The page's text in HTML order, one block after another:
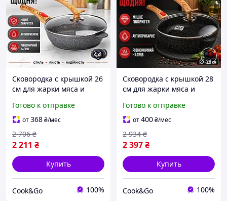
Сковородка с крышкой 26
см для жарки мяса и
MGC 2.8 л с усиленным
антипригарным
покрытием
Готово к отправке
от368₴/мес
2 211 ₴
2 706 ₴
Купить
Сook&Go 100%
Сковородка с крышкой 28
см для жарки мяса и
MGC 3,5 л с усиленным
антипригарным
покрытием
Готово к отправке
от400₴/мес
2 397₴
2 934 ₴
Купить
Сook&Go 100%